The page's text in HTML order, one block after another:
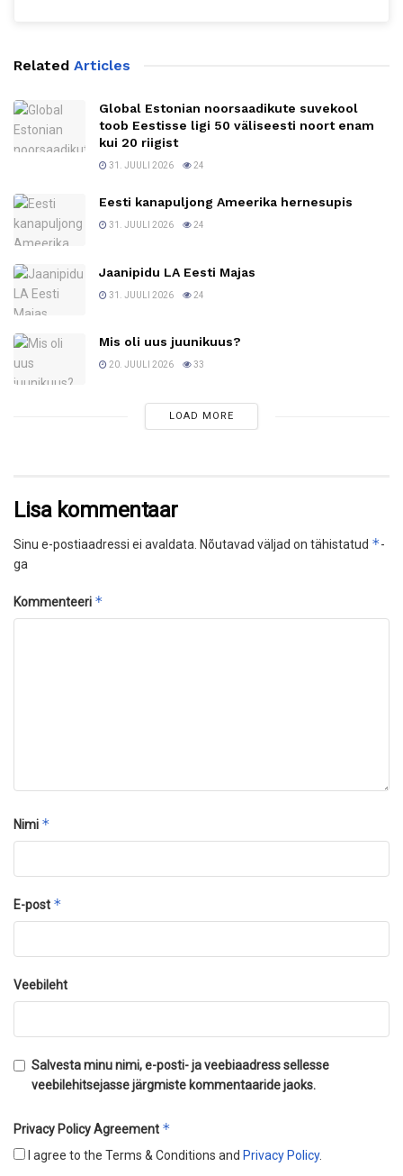
Related Articles
Global Estonian noorsaadikute suvekool
toob Eestisse ligi 50 väliseesti noort enam
kui 20 riigist
31. JUULI 2026 24
Eesti kanapuljong Ameerika hernesupis
31. JUULI 2026 24
Jaanipidu LA Eesti Majas
31. JUULI 2026 24
Mis oli uus juunikuus?
20. JUULI 2026 33
LOAD MORE
Lisa kommentaar
Sinu e-postiaadressi ei avaldata. Nõutavad väljad on tähistatud *-
ga
Kommenteeri *
Nimi *
E-post *
Veebileht
Salvesta minu nimi, e-posti- ja veebiaadress sellesse
veebilehitsejasse järgmiste kommentaaride jaoks.
Privacy Policy Agreement *
I agree to the Terms & Conditions and Privacy Policy.